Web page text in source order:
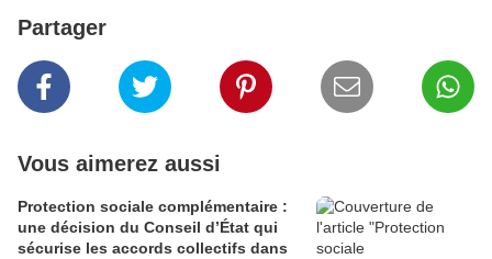
Partager
Vous aimerez aussi
Protection sociale complémentaire :
une décision du Conseil d’État qui
sécurise les accords collectifs dans